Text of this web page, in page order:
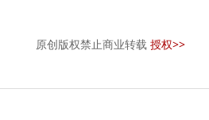
原创版权禁止商业转载 授权>>